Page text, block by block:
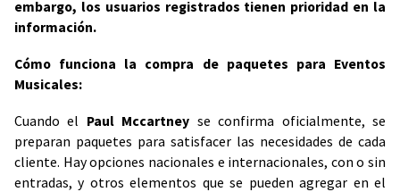
embargo, los usuarios registrados tienen prioridad en la
información.
Cómo funciona la compra de paquetes para Eventos
Musicales:
Cuando el Paul Mccartney se confirma oficialmente, se
preparan paquetes para satisfacer las necesidades de cada
cliente. Hay opciones nacionales e internacionales, con o sin
entradas, y otros elementos que se pueden agregar en el